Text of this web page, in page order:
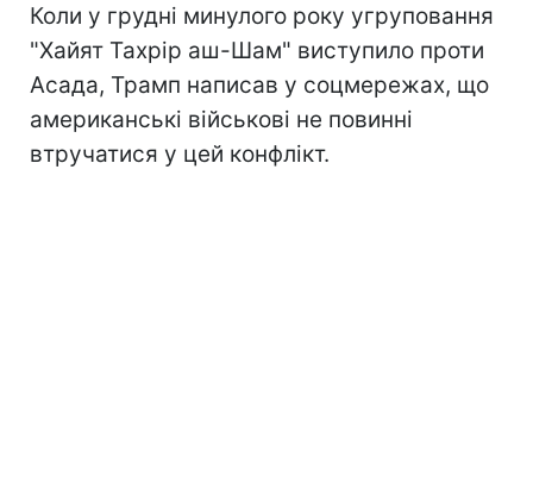
Коли у грудні минулого року угруповання
"Хайят Тахрір аш-Шам" виступило проти
Асада, Трамп написав у соцмережах, що
американські військові не повинні
втручатися у цей конфлікт.